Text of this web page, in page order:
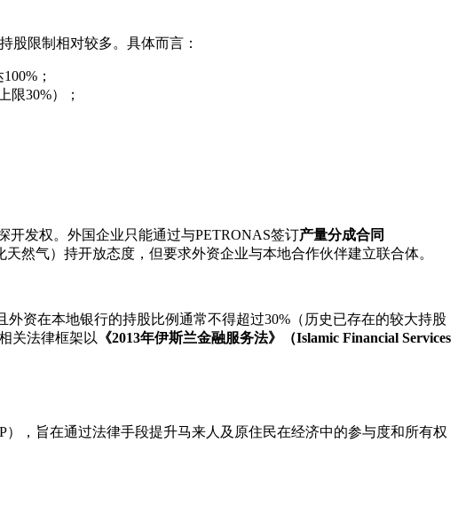
股限制相对较多。具体而言：
；
限30%）；
开发权。外国企业只能通过与PETRONAS签订产量分成合同
然气）持开放态度，但要求外资企业与本地合作伙伴建立联合体。
资在本地银行的持股比例通常不得超过30%（历史已存在的较大持股
关法律框架以
《2013年伊斯兰金融服务法》（Islamic Financial Services
），旨在通过法律手段提升马来人及原住民在经济中的参与度和所有权